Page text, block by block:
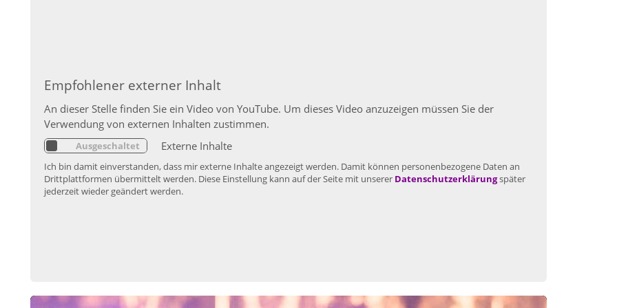
Empfohlener externer Inhalt
An dieser Stelle finden Sie ein Video von YouTube. Um dieses Video anzuzeigen müssen Sie der
Verwendung von externen Inhalten zustimmen.
Externe Inhalte
Ich bin damit einverstanden, dass mir externe Inhalte angezeigt werden. Damit können personenbezogene Daten an
Drittplattformen übermittelt werden. Diese Einstellung kann auf der Seite mit unserer Datenschutzerklärungspäter
jederzeit wieder geändert werden.